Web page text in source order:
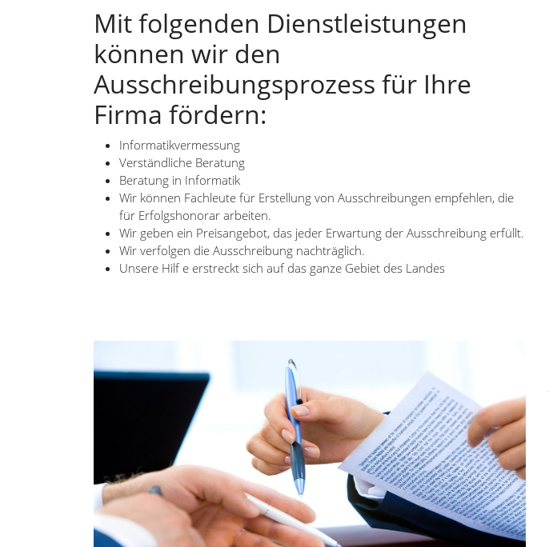
Mit folgenden Dienstleistungen
können wir den
Ausschreibungsprozess für Ihre
Firma fördern:
Informatikvermessung
Verständliche Beratung
Beratung in Informatik
Wir können Fachleute für Erstellung von Ausschreibungen empfehlen, die
für Erfolgshonorar arbeiten.
Wir geben ein Preisangebot, das jeder Erwartung der Ausschreibung erfüllt.
Wir verfolgen die Ausschreibung nachträglich.
Unsere Hilf e erstreckt sich auf das ganze Gebiet des Landes